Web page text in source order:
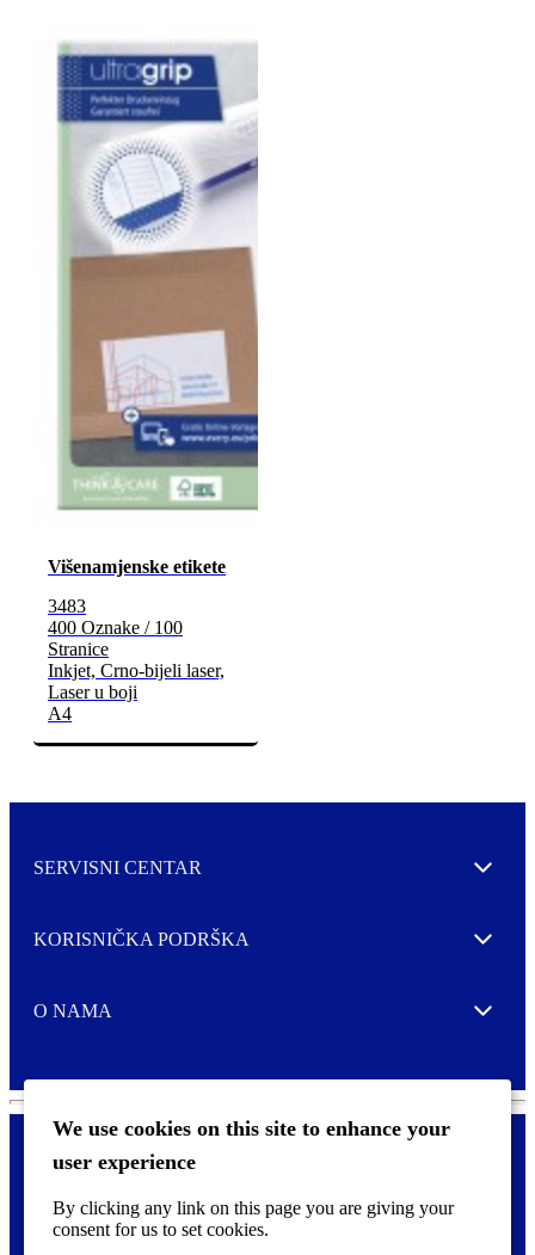
We use cookies on this site to enhance your
user experience
By clicking any link on this page you are giving your
consent for us to set cookies.
Višenamjenske etikete
3483
400 Oznake / 100
Stranice
Inkjet, Crno-bijeli laser,
Laser u boji
A4
SERVISNI CENTAR Expand
KORISNIČKA PODRŠKA Expand
O NAMA Expand
o
Pravne i tzv. Cookie obavijesti